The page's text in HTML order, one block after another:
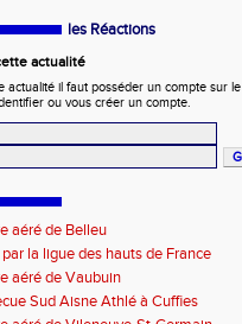
les Réactions
actualité
actualité il faut posséder un compte sur
ou vous créer un compte.
aéré de Belleu
la ligue des hauts de France
aéré de Vaubuin
Sud Aisne Athlé à Cuffies